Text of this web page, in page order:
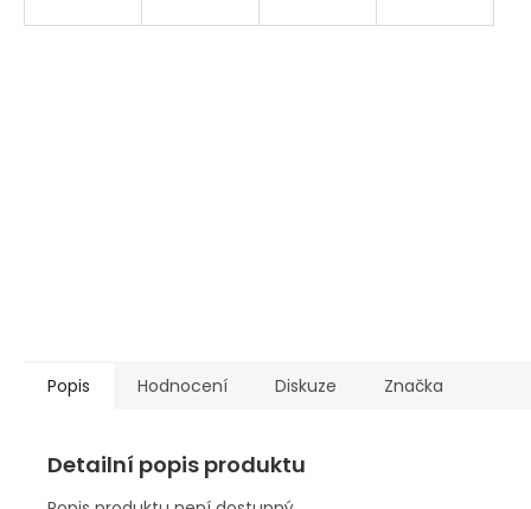
Popis Hodnocení Diskuze Značka
Detailní popis produktu